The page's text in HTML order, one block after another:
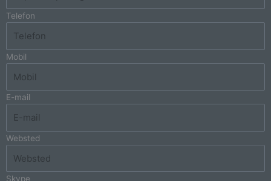
Telefon
Mobil
E-mail
Websted
Skype